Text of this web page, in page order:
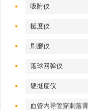
吸附仪
挺度仪
刷磨仪
落球回弹仪
硬挺度仪
血管内导管穿刺落